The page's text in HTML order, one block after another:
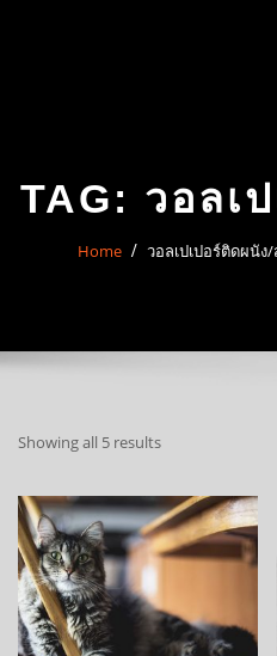
TAG: วอลเ
Home วอลเปเปอร์ติดผนัง
Showing all 5 resultsSorted
latest